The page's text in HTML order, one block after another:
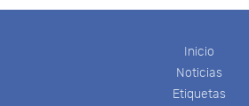
Inicio
Noticias
Etiquetas